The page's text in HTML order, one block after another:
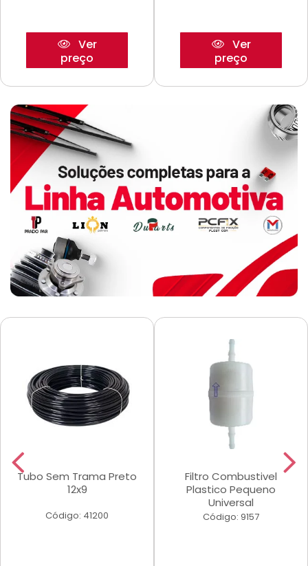
Ver
preço
Ver
preço
Tubo Sem Trama Preto
12x9
Código: 41200
Filtro Combustivel
Plastico Pequeno
Universal
Código: 9157